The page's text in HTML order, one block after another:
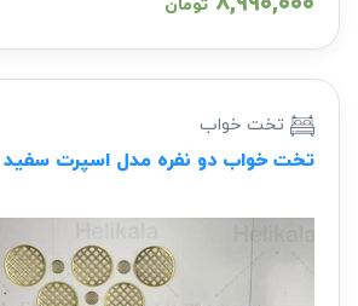
تومان
تخت خواب
تخت خواب دو نفره مدل اسپرت سفید